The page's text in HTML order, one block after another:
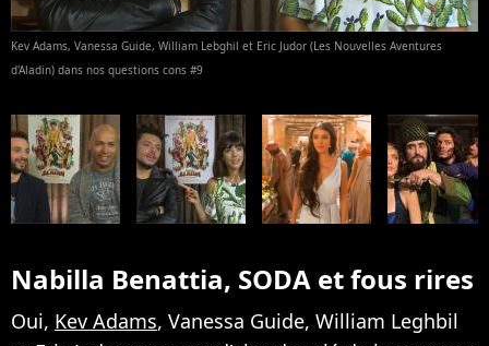
Kev Adams, Vanessa Guide, William Lebghil et Eric Judor (Les Nouvelles Aventures
d'Aladin) dans nos questions cons #9
Nabilla Benattia, SODA et fous rires
Oui, Kev Adams, Vanessa Guide, William Leghbil